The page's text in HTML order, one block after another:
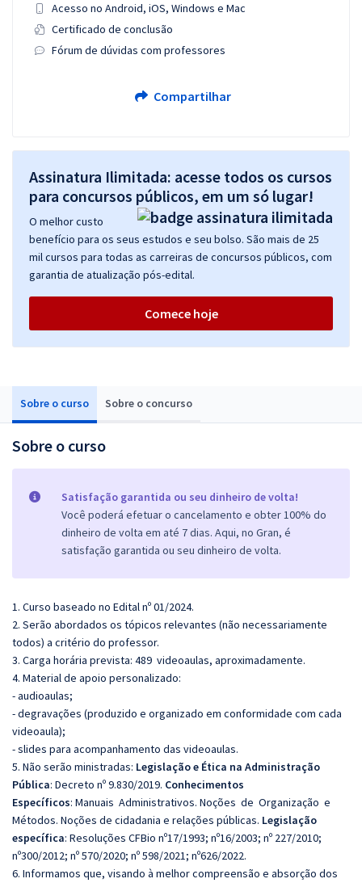
Sobre o curso Sobre o concurso
Sobre o curso
Satisfação garantida ou seu dinheiro de volta!
Você poderá efetuar o cancelamento e obter 100% do
dinheiro de volta em até 7 dias. Aqui, no Gran, é
satisfação garantida ou seu dinheiro de volta.
1. Curso baseado no Edital nº 01/2024.
2. Serão abordados os tópicos relevantes (não necessariamente
todos) a critério do professor.
3. Carga horária prevista: 489 videoaulas, aproximadamente.
4. Material de apoio personalizado:
- audioaulas;
- degravações (produzido e organizado em conformidade com cada
videoaula);
- slides para acompanhamento das videoaulas.
5. Não serão ministradas: Legislação e Ética na Administração
Pública: Decreto nº 9.830/2019. Conhecimentos
Específicos: Manuais Administrativos. Noções de Organização e
Métodos. Noções de cidadania e relações públicas. Legislação
específica: Resoluções CFBio nº17/1993; nº16/2003; nº 227/2010;
nº300/2012; nº 570/2020; nº 598/2021; nº626/2022.
6. Informamos que, visando à melhor compreensão e absorção dos
Acesso no Android, iOS, Windows e Mac
Certificado de conclusão
Fórum de dúvidas com professores
Compartilhar
Assinatura Ilimitada: acesse todos os cursos
para concursos públicos, em um só lugar!
O melhor custo
benefício para os seus estudos e seu bolso. São mais de 25
mil cursos para todas as carreiras de concursos públicos, com
garantia de atualização pós-edital.
Comece hoje